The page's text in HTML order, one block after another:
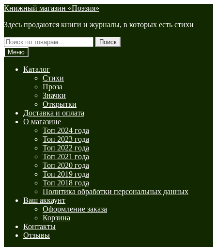
Перейти
навигации
Перейти
содержимому
Книжный магазин «Поэзия»
Здесь продаются книги и журналы, в которых есть стихи
Искать:
Поиск
Меню
Каталог
Стихи
Проза
Значки
Открытки
Доставка и оплата
О магазине
Топ 2024 года
Топ 2023 года
Топ 2022 года
Топ 2021 года
Топ 2020 года
Топ 2019 года
Топ 2018 года
Политика обработки персональных данных
Ваш аккаунт
Оформление заказа
Корзина
Контакты
Отзывы